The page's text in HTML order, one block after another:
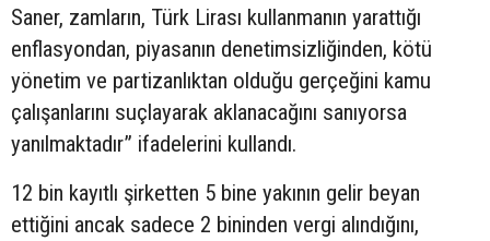
Saner, zamların, Türk Lirası kullanmanın yarattığı
enflasyondan, piyasanın denetimsizliğinden, kötü
yönetim ve partizanlıktan olduğu gerçeğini kamu
çalışanlarını suçlayarak aklanacağını sanıyorsa
yanılmaktadır” ifadelerini kullandı.
12 bin kayıtlı şirketten 5 bine yakının gelir beyan
ettiğini ancak sadece 2 bininden vergi alındığını,